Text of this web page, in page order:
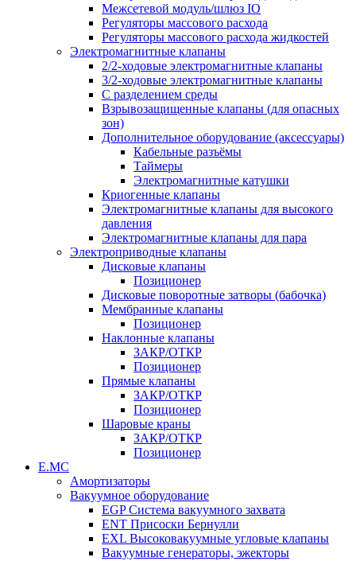
Межсетевой модуль/шлюз IO
Регуляторы массового расхода
Регуляторы массового расхода жидкостей
Электромагнитные клапаны
2/2-ходовые электромагнитные клапаны
3/2-ходовые электромагнитные клапаны
C разделением среды
Взрывозащищенные клапаны (для опасных
зон)
Дополнительное оборудование (аксессуары)
Кабельные разъёмы
Таймеры
Электромагнитные катушки
Криогенные клапаны
Электромагнитные клапаны для высокого
давления
Электромагнитные клапаны для пара
Электроприводные клапаны
Дисковые клапаны
Позиционер
Дисковые поворотные затворы (бабочка)
Мембранные клапаны
Позиционер
Наклонные клапаны
ЗАКР/ОТКР
Позиционер
Прямые клапаны
ЗАКР/ОТКР
Позиционер
Шаровые краны
ЗАКР/ОТКР
Позиционер
Е.МС
Амортизаторы
Вакуумное оборудование
EGP Система вакуумного захвата
ENT Присоски Бернулли
EXL Высоковакуумные угловые клапаны
Вакуумные генераторы, эжекторы